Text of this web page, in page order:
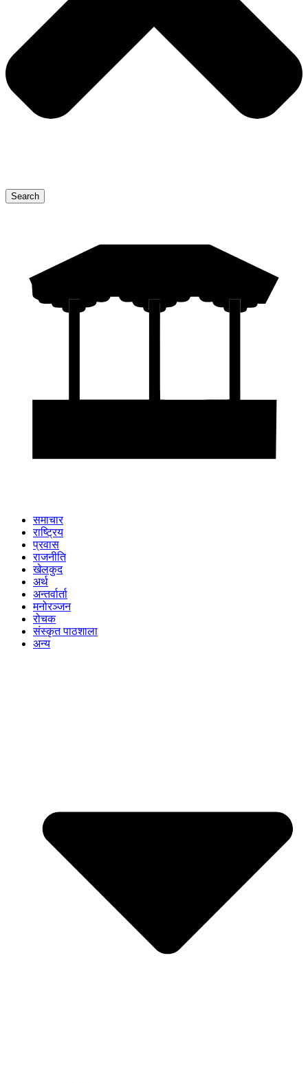
Search
समाचार
राष्ट्रिय
प्रवास
राजनीति
खेलकुद
अर्थ
अन्तर्वार्ता
मनोरञ्जन
रोचक
संस्कृत पाठशाला
अन्य